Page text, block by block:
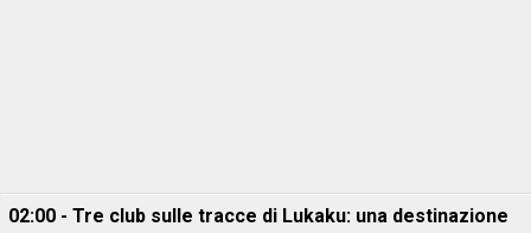
02:00 - Tre club sulle tracce di Lukaku: una destinazione